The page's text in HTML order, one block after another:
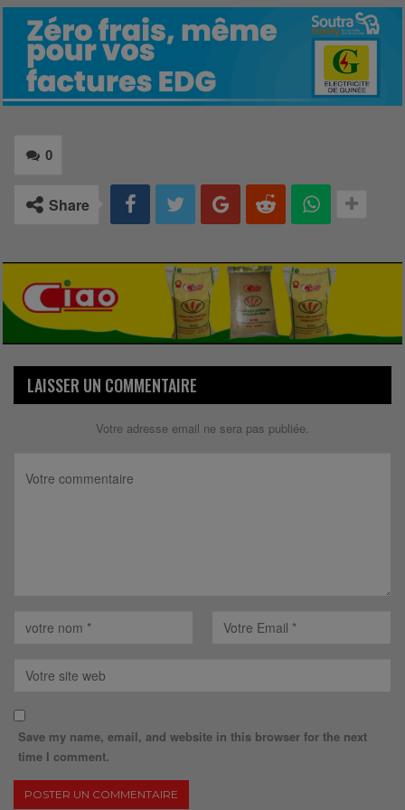
0
Share
LAISSER UN COMMENTAIRE
Votre adresse email ne sera pas publiée.
Save my name, email, and website in this browser for the next
time I comment.